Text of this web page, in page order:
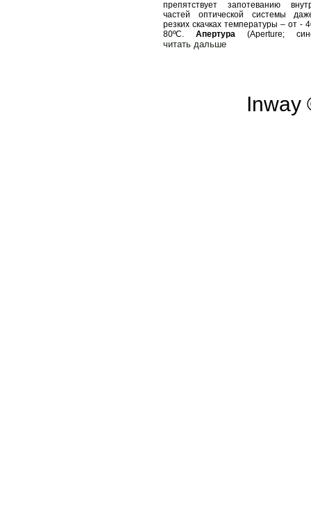
препятствует запотеванию
частей оптической системы
резких скачках температуры – от -
80ºС. Апертура (Аperture;
читать дальше
Inway